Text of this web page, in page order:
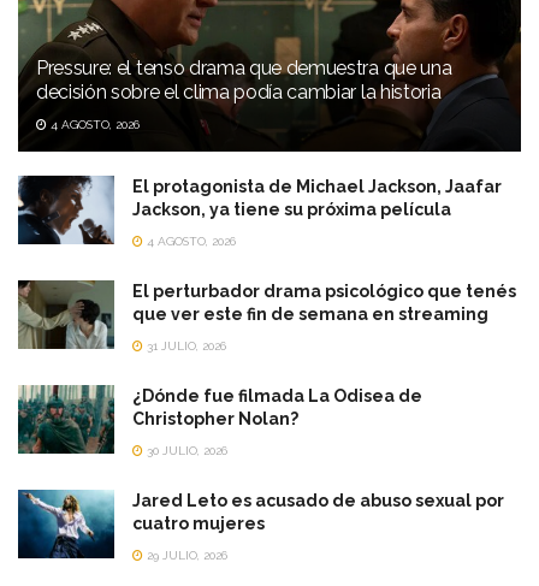
Pressure: el tenso drama que demuestra que una
decisión sobre el clima podía cambiar la historia
4 AGOSTO, 2026
El protagonista de Michael Jackson, Jaafar
Jackson, ya tiene su próxima película
4 AGOSTO, 2026
El perturbador drama psicológico que tenés
que ver este fin de semana en streaming
31 JULIO, 2026
¿Dónde fue filmada La Odisea de
Christopher Nolan?
30 JULIO, 2026
Jared Leto es acusado de abuso sexual por
cuatro mujeres
29 JULIO, 2026